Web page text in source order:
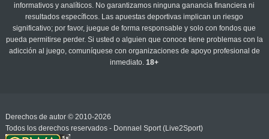
informativos y analíticos. No garantizamos ninguna ganancia financiera ni
resultados específicos. Las apuestas deportivas implican un riesgo
significativo; por favor, juegue de forma responsable y solo con fondos que
pueda permitirse perder. Si usted o alguien que conoce tiene problemas con la
adicción al juego, comuníquese con organizaciones de apoyo profesional de
inmediato.18+
Derechos de autor © 2010-2026
Todos los derechos reservados - Donnael Sport (Live2Sport)